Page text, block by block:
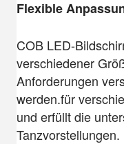
Flexible
COB LED-
verschiedener
Anforderungen
werden.für
und erfüllt die
Tanzvorstellungen.